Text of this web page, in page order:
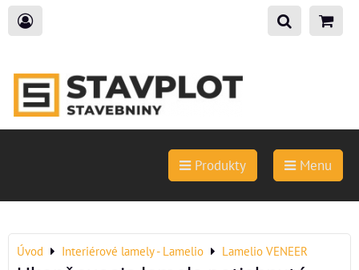
Produkty Menu
Úvod Interiérové lamely - Lamelio Lamelio VENEER